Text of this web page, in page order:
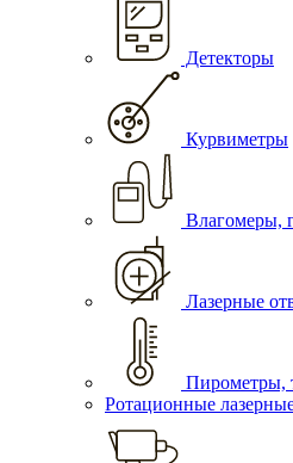
Детекторы
Курвиметры
Влагомеры,
Лазерные
Пирометры,
Ротационные